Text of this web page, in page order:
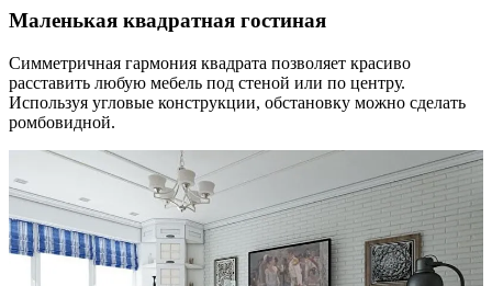
Маленькая квадратная гостиная
Симметричная гармония квадрата позволяет красиво
расставить любую мебель под стеной или по центру.
Используя угловые конструкции, обстановку можно сделать
ромбовидной.